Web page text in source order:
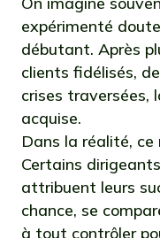
expérimenté
débutant. Après
clients fidélisés,
crises traversées,
acquise.
Dans la réalité, ce
Certains
attribuent leurs
chance, se
à tout contrôler